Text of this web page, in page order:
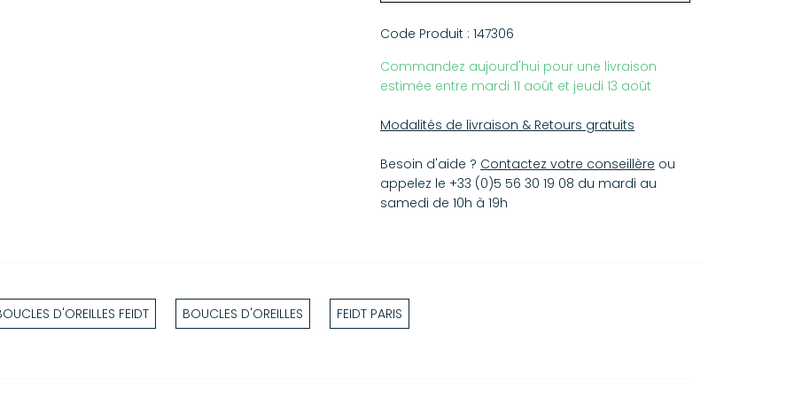
compter de la date d’achat, sur présentation de la
Ce dernier est fourni avec chacun des bijoux.
Les garanties FEIDT Paris couvrent uniquement un
Tout dommage résultant d’une mauvaise
marque.
Dans ce cas, une expertise sera faite par nos
ateliers et donnera lieu à un devis à régler par le
Code Produit : 147306
Commandez aujourd'hui pour une livraison
estimée entre mardi 11 août et jeudi 13 août
Modalités de livraison & Retours gratuits
Besoin d'aide ? Contactez votre conseillère ou
appelez le +33 (0)5 56 30 19 08 du mardi au
samedi de 10h à 19h
D'OREILLES FEIDT BOUCLES D'OREILLES FEIDT PARIS